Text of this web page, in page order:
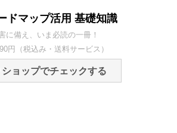
ドマップ活用 基礎知識
に備え、いま必読の一冊！
円（税込み・送料サービス）
ョップでチェックする